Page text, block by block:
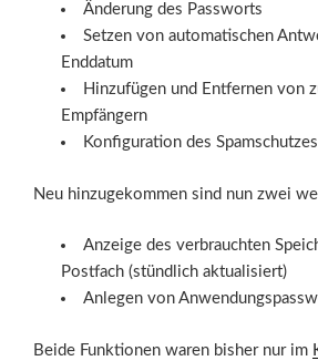
Änderung des Passworts
Setzen von automatischen
Enddatum
Hinzufügen und Entfernen von
Empfängern
Konfiguration des Spamschutzes
Neu hinzugekommen sind nun zwei
Anzeige des verbrauchten
Postfach (stündlich aktualisiert)
Anlegen von
Beide Funktionen waren bisher nur im